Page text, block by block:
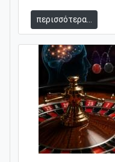
περισσότερα...